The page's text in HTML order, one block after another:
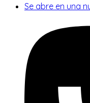
Se abre en una